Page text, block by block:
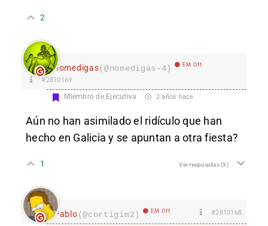
2
nomedigas(@nomedigas-4) EM Off
#2810169
Miembro de Ejecutiva 2 años hace
Aún no han asimilado el ridículo que han
hecho en Galicia y se apuntan a otra fiesta?
1 Ver respuestas(3)
Pablo(@cortigim2) EM Off #2810168